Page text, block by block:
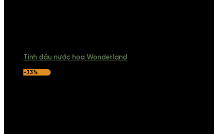
Tinh dầu nước hoa Wonderland
-33%